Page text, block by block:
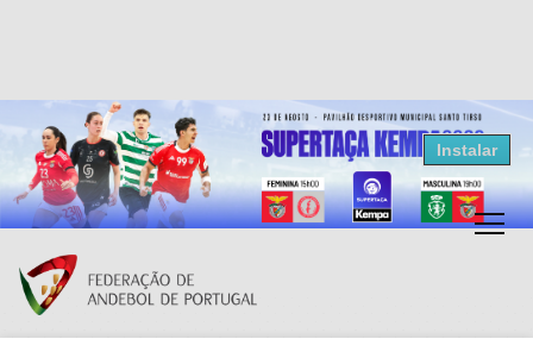
Resultados Andebol
Federação de Andebol de Portugal
Grátis - Disponivel na Play Store
Instalar